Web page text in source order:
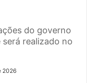
do governo
realizado no
2026